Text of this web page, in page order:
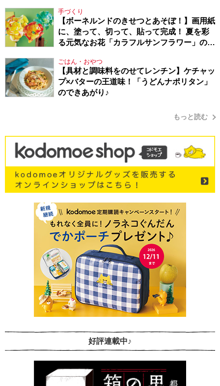
手づくり
【ボーネルンドのきせつとあそぼ！】画用紙
に、塗って、切って、貼って完成！ 夏を彩
る元気なお花「カラフルサンフラワー」の作
ごはん・おやつ
【具材と調味料をのせてレンチン】ケチャッ
プ×バターの王道味！「うどんナポリタン」
のできあがり♪
もっと読む
好評連載中♪